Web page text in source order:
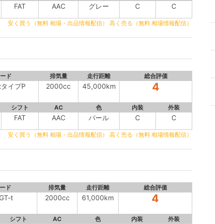
FAT AAC グレー C C
安く買う（無料 相場・出品情報配信） 高く売る（無料 相場情報配信）
ド 排気量 走行距離 総合評価
イプP 2000cc 45,000km 4
シフト AC 色 内装 外装
FAT AAC パール C C
安く買う（無料 相場・出品情報配信） 高く売る（無料 相場情報配信）
ド 排気量 走行距離 総合評価
t 2000cc 61,000km 4
シフト AC 色 内装 外装